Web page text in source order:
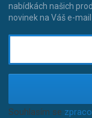
nabídkách našich
novinek na Váš e-mail
Souhlasím se